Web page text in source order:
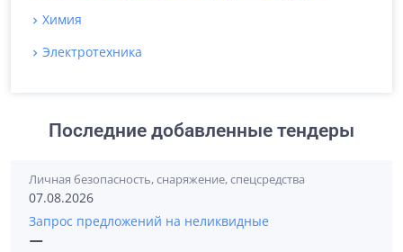
Химия
Электротехника
Последние добавленные тендеры
Личная безопасность, снаряжение, спецсредства
07.08.2026
Запрос предложений на неликвидные
—